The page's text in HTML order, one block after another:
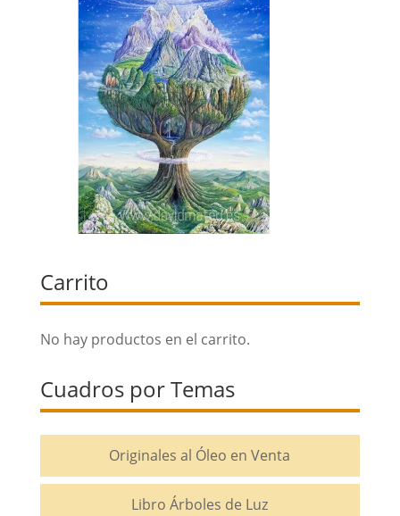
Carrito
No hay productos en el carrito.
Cuadros por Temas
Originales al Óleo en Venta
Libro Árboles de Luz